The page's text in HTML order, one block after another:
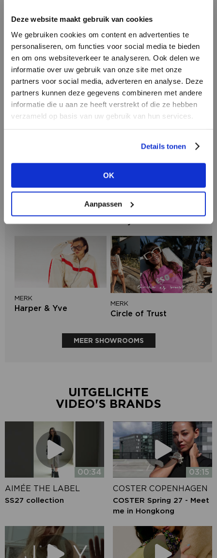
Deze website maakt gebruik van cookies
We gebruiken cookies om content en advertenties te
personaliseren, om functies voor social media te bieden
en om ons websiteverkeer te analyseren. Ook delen we
informatie over uw gebruik van onze site met onze
partners voor social media, adverteren en analyse. Deze
partners kunnen deze gegevens combineren met andere
informatie die u aan ze heeft verstrekt of die ze hebben
verzameld op basis van uw gebruik van hun services.
Details tonen
OK
Aanpassen
INLOGGEN
Wachtwoord
INLOGGEN
NOG GEEN ACCOUNT?
MERK
PENN&INK N.Y
Knit-ted
MERK
MERK
Aaiko
MERK
Harper & Yve
MERK
Circle of Trust
MEER SHOWROOMS
UITGELICHTE
VIDEO'S BRANDS
00:34
AIMÉE THE LABEL
SS27 collection
03:15
COSTER COPENHAGEN
COSTER Spring 27 - Meet
me in Hongkong